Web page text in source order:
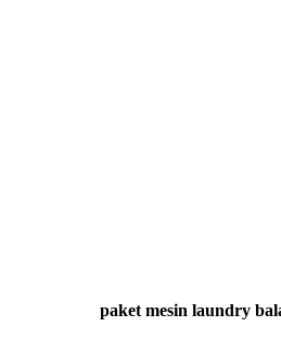
paket mesin laundry